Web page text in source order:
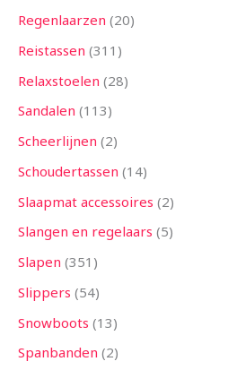
Regenlaarzen 20
Reistassen 311
Relaxstoelen 28
Sandalen 113
Scheerlijnen 2
Schoudertassen 14
Slaapmat accessoires 2
Slangen en regelaars 5
Slapen 351
Slippers 54
Snowboots 13
Spanbanden 2